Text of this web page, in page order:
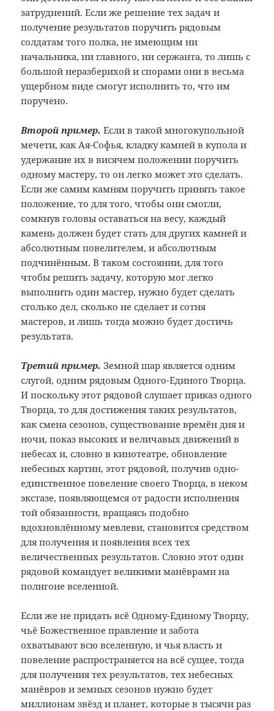
затруднений. Если же решение тех задач и
получение результатов поручить рядовым
солдатам того полка, не имеющим ни
начальника, ни главного, ни сержанта, то лишь с
большой неразберихой и спорами они в весьма
ущербном виде смогут исполнить то, что им
поручено.
Второй пример. Если в такой многокупольной
мечети, как Ая-Софья, кладку камней в купола и
удержание их в висячем положении поручить
одному мастеру, то он легко может это сделать.
Если же самим камням поручить принять такое
положение, то для того, чтобы они смогли,
сомкнув головы оставаться на весу, каждый
камень должен будет стать для других камней и
абсолютным повелителем, и абсолютным
подчинённым. В таком состоянии, для того
чтобы решить задачу, которую мог легко
выполнить один мастер, нужно будет сделать
столько дел, сколько не сделает и сотня
мастеров, и лишь тогда можно будет достичь
результата.
Третий пример. Земной шар является одним
слугой, одним рядовым Одного-Единого Творца.
И поскольку этот рядовой слушает приказ одного
Творца, то для достижения таких результатов,
как смена сезонов, существование времён дня и
ночи, показ высоких и величавых движений в
небесах и, словно в кинотеатре, обновление
небесных картин, этот рядовой, получив одно-
единственное повеление своего Творца, в неком
экстазе, появляющемся от радости исполнения
той обязанности, вращаясь подобно
вдохновлённому мевлеви, становится средством
для получения и появления всех тех
величественных результатов. Словно этот один
рядовой командует великими манёврами на
полигоне вселенной.
Если же не придать всё Одному-Единому Творцу,
чьё Божественное правление и забота
охватывают всю вселенную, и чья власть и
повеление распространяется на всё сущее, тогда
для получения тех результатов, тех небесных
манёвров и земных сезонов нужно будет
миллионам звёзд и планет, которые в тысячи раз